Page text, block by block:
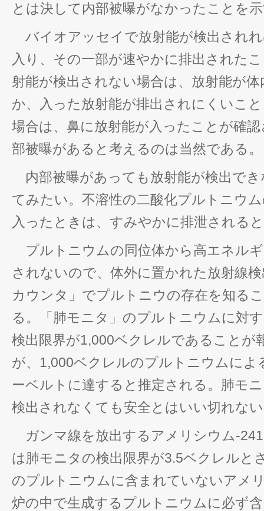
とは決して内部被曝がなかったことを
バイオアッセイで放射能が検出され
入り、その一部が速やかに排出された
射能が検出されない場合は、放射能が
か、入った放射能が排出されにくいこ
場合は、鼻に放射能が入ったことが確
部被曝があると考えるのは当然である。
内部被曝があっても放射能が検出で
てみたい。不溶性の二酸化プルトニウ
入ったときは、すみやかに排泄される
プルトニウムの同位体から高エネル
されないので、体外に置かれた放射線
カウンタ」でプルトニウの存在を知る
る。「肺モニタ」のプルトニウムに対
検出限界が1,000ベクレルであることが
が、1,000ベクレルのプルトニウムによ
ーベルトに達すると推定される。肺モ
検出されなくても安全とはいい切れな
ガンマ線を放出するアメリシウム-
は肺モニタの検出限界が3.5ベクレルと
のプルトニウムに含まれていないアメ
炉の中で生成するプルトニウムに必ず